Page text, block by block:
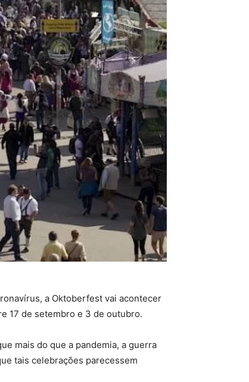
a Oktoberfest vai acontecer
17 de setembro e 3 de outubro.
mais do que a pandemia, a guerra
tais celebrações parecessem